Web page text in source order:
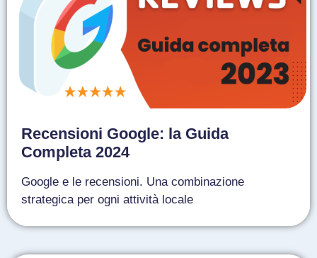
Recensioni Google: la Guida
Completa 2024
Google e le recensioni. Una combinazione
strategica per ogni attività locale